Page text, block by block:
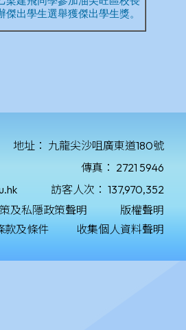
地址： 九龍尖沙咀廣東道180號
傳真： 2721 5946
訪客人次： 137,970,352
及私隱政策聲明
版權聲明
款及條件 收集個人資料聲明